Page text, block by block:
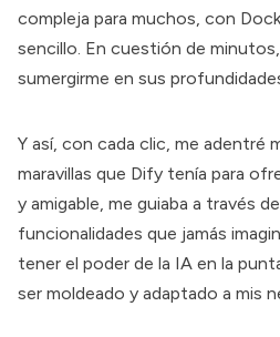
compleja para muchos, con
sencillo. En cuestión de
sumergirme en sus
Y así, con cada clic, me adentré
maravillas que Dify tenía para
y amigable, me guiaba a través
funcionalidades que jamás
tener el poder de la IA en la
ser moldeado y adaptado a mis